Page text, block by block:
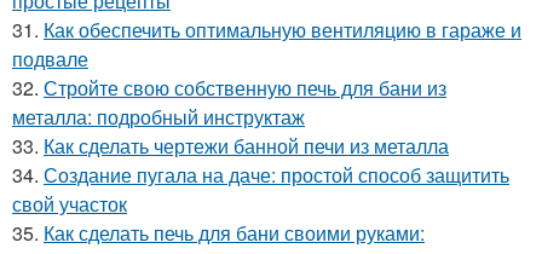
31. Как обеспечить оптимальную вентиляцию в гараже и
подвале
32. Стройте свою собственную печь для бани из
металла: подробный инструктаж
33. Как сделать чертежи банной печи из металла
34. Создание пугала на даче: простой способ защитить
свой участок
35. Как сделать печь для бани своими руками: